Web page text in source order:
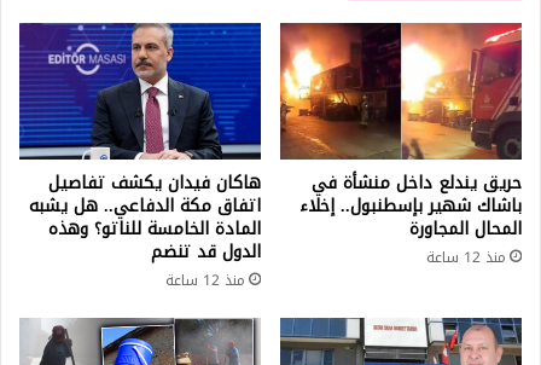
حريق يندلع داخل منشأة في
باشاك شهير بإسطنبول.. إخلاء
المحال المجاورة
منذ 12 ساعة
هاكان فيدان يكشف تفاصيل
اتفاق مكة الدفاعي.. هل يشبه
المادة الخامسة للناتو؟ وهذه
الدول قد تنضم
منذ 12 ساعة